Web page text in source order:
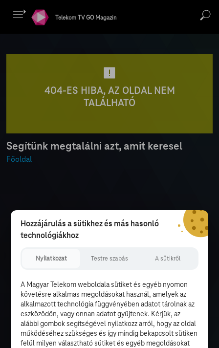
Telekom TV GO Magazin
404-ES HIBA, AZ OLDAL NEM
TALÁLHATÓ
Segítünk megtalálni azt, amit keresel
Főoldal
Hozzájárulás a sütikhez és más hasonló
technológiákhoz
Nyilatkozat Testre szabás A sütikről
A Magyar Telekom weboldala sütiket és egyéb nyomon
követésre alkalmas megoldásokat használ, amelyek az
alkalmazott technológia függvényében adatot tárolnak az
eszközödön, vagy onnan adatot gyűjtenek. Kérjük, az
alábbi gombok segítségével nyilatkozz arról, hogy az oldal
működéséhez szükséges és így mindig bekapcsolt sütiken
felül milyen választható sütiket és egyéb megoldásokat